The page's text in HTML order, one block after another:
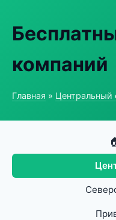
компаний
Главная » Центральный